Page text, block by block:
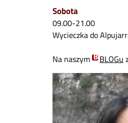
Sobota
09.00-21.00
Wycieczka do
Na naszym
BLOGu